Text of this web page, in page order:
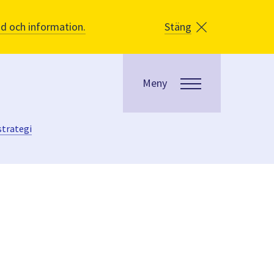
och information. Stäng
Meny